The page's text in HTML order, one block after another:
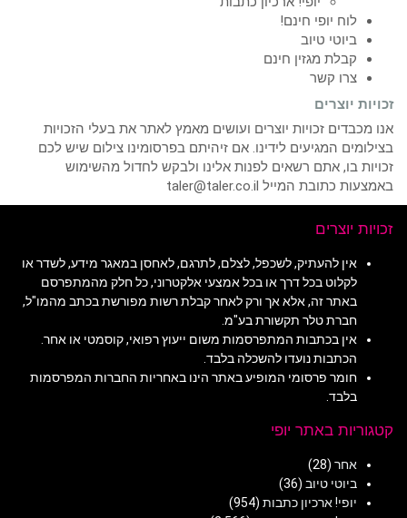
לוח יופי חינם!
ביוטי טיוב
קבלת מגזין חינם
צרו קשר
זכויות יוצרים
אנו מכבדים זכויות יוצרים ועושים מאמץ לאתר את בעלי הזכויות
בצילומים המגיעים לידינו. אם זיהיתם בפרסומינו צילום שיש לכם
זכויות בו, אתם רשאים לפנות אלינו ולבקש לחדול מהשימוש
באמצעות כתובת המייל taler@taler.co.il
זכויות יוצרים
אין להעתיק, לשכפל, לצלם, לתרגם, לאחסן במאגר מידע, לשדר או
לקלוט בכל דרך או בכל אמצעי אלקטרוני, כל חלק מהמתפרסם
באתר זה, אלא אך ורק לאחר קבלת רשות מפורשת בכתב מהמו"ל,
חברת טלר תקשורת בע"מ.
אין בכתבות המתפרסמות משום ייעוץ רפואי, קוסמטי או אחר.
הכתבות נועדו להשכלה בלבד.
חומר פרסומי המופיע באתר הינו באחריות החברות המפרסמות
בלבד.
קטגוריות באתר יופי
אחר (28)
ביוטי טיוב (36)
יופי! ארכיון כתבות (954)